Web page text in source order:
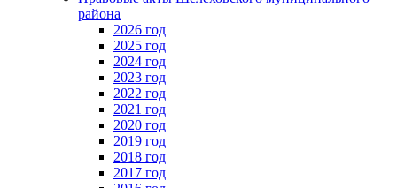
района
2026 год
2025 год
2024 год
2023 год
2022 год
2021 год
2020 год
2019 год
2018 год
2017 год